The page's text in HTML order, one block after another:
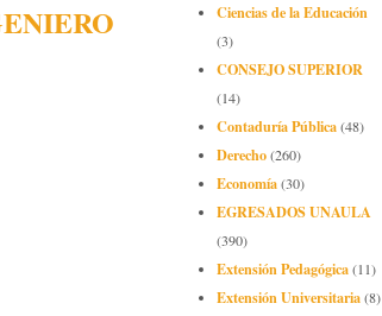
Ciencias de la Educación
(3)
CONSEJO SUPERIOR
(14)
Contaduría Pública(48)
Derecho(260)
Economía(30)
EGRESADOS UNAULA
(390)
Extensión Pedagógica(11)
Extensión Universitaria(8)